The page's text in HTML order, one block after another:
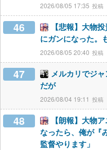
2026/08/05 17:35
46
【悲報】大物
にガンになった。
2026/08/05 20:40
47
メルカリでジ
だが
2026/08/04 19:11
48
【朗報】大物
なったら、俺が『
監督やります」